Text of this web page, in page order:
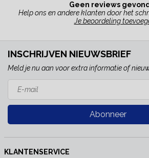
Geen reviews
Help ons en andere klanten door het
Je beoordeling
INSCHRIJVEN NIEUWSBRIEF
Meld je nu aan voor extra informatie of
Abonneer
KLANTENSERVICE